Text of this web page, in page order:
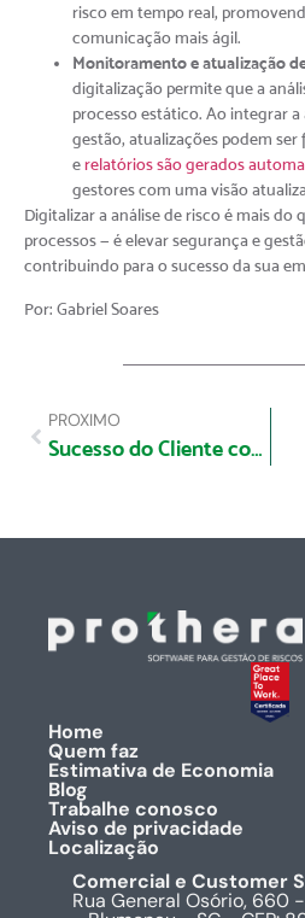
risco em tempo real,
comunicação mais ágil.
Monitoramento e atualização
digitalização permite que a
processo estático. Ao integrar
gestão, atualizações podem
erelatórios são gerados
gestores com uma visão
Digitalizar a análise de risco é mais do
processos — é elevar segurança e
contribuindo para o sucesso da sua
Por: Gabriel Soares
PROXIMO
Sucesso do Cliente como mentalidade:
Home
Quem faz
Estimativa de Economia
Blog
Trabalhe conosco
Aviso de privacidade
Localização
Comercial e Customer
Rua General Osório, 660